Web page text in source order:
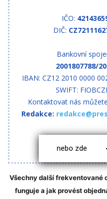
IČO:
DIČ:
Bankovní
2001807788/
IBAN: CZ12 2010 0000
SWIFT:
Kontaktovat nás
Redakce:
nebo zde
Všechny další frekventované
funguje a jak provést